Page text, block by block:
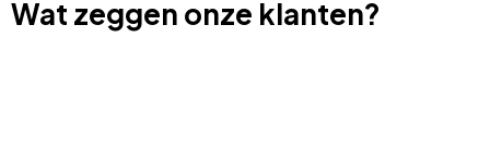
Wat zeggen onze klanten?